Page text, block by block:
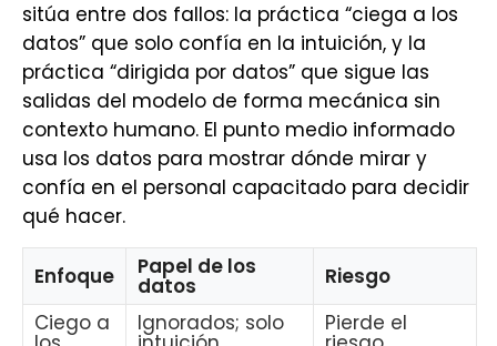
sitúa entre dos fallos: la práctica “ciega a los
datos” que solo confía en la intuición, y la
práctica “dirigida por datos” que sigue las
salidas del modelo de forma mecánica sin
contexto humano. El punto medio informado
usa los datos para mostrar dónde mirar y
confía en el personal capacitado para decidir
qué hacer.
Enfoque Papel de los
datos
Riesgo
Ciego a
Ignorados; solo Pierde el